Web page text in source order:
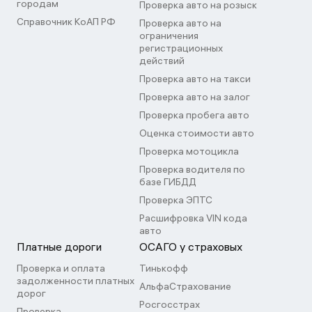
городам
Справочник КоАП РФ
Проверка авто на розыск
Проверка авто на
ограничения
регистрационных
действий
Проверка авто на такси
Проверка авто на залог
Проверка пробега авто
Оценка стоимости авто
Проверка мотоцикла
Проверка водителя по
базе ГИБДД
Проверка ЭПТС
Расшифровка VIN кода
авто
Платные дороги
Проверка и оплата
задолженности платных
дорог
ОСАГО у страховых
Тинькофф
АльфаСтрахование
Росгосстрах